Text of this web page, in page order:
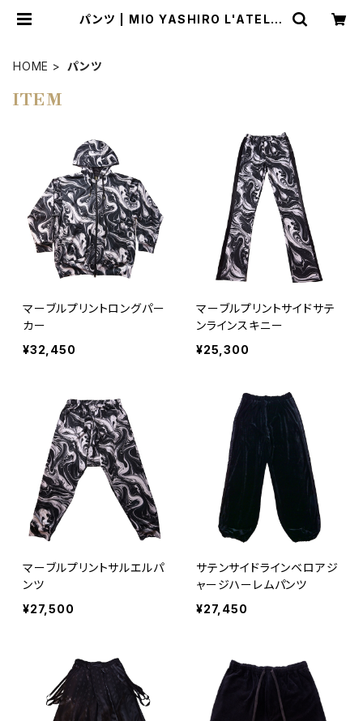
パンツ | MIO YASHIRO L'ATELIE
HOME パンツ
ITEM
マーブルプリントロングパー
カー
¥32,450
マーブルプリントサイドサテ
ンラインスキニー
¥25,300
マーブルプリントサルエルパ
ンツ
¥27,500
サテンサイドラインベロアジ
ャージハーレムパンツ
¥27,450